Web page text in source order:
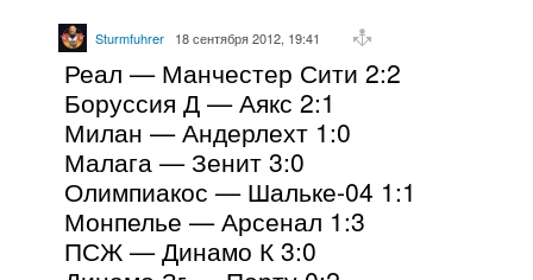
Sturmfuhrer 18 сентября 2012, 19:41
Реал — Манчестер Сити 2:2
Боруссия Д — Аякс 2:1
Милан — Андерлехт 1:0
Малага — Зенит 3:0
Олимпиакос — Шальке-04 1:1
Монпелье — Арсенал 1:3
ПСЖ — Динамо К 3:0